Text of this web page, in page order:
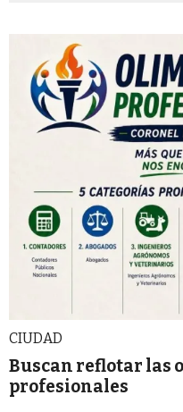
CIUDAD
Buscan reflotar las
profesionales